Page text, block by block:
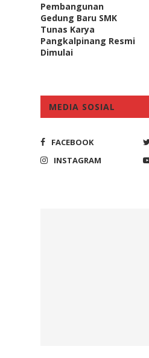
Pembangunan
Gedung Baru SMK
Tunas Karya
Pangkalpinang Resmi
Dimulai
MEDIA SOSIAL
FACEBOOK
INSTAGRAM